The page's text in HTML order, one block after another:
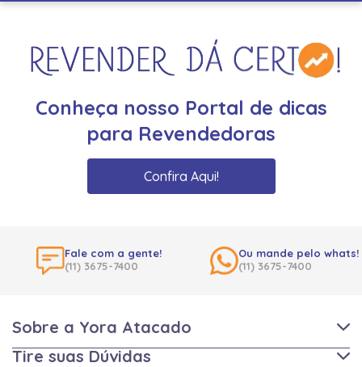
Conheça nosso Portal de dicas
para Revendedoras
Confira Aqui!
Fale com a gente!
(11) 3675-7400
Ou mande pelo whats!
(11) 3675-7400
Sobre a Yora Atacado
Tire suas Dúvidas